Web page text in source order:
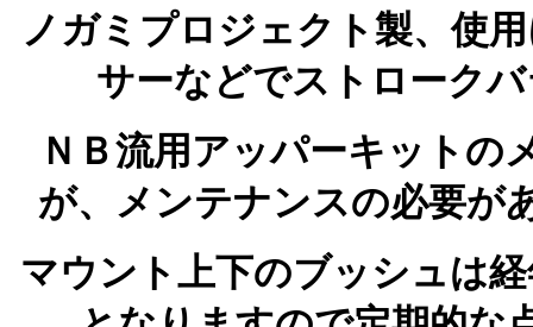
ノガミプロジェクト製、使
サーなどでストローク
ＮＢ流用アッパーキットの
が、メンテナンスの必要が
マウント上下のブッシュは